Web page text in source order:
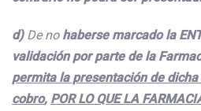
d) De nohaberse marcado la
validación por parte de la
permita la presentación de
cobro, POR LO QUE LA